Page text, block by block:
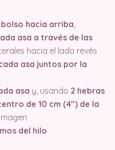
hacia arriba,
asa a través de las
hacia el lado revés
asa juntos por la
asa y, usando 2 hebras
de 10 cm (4″) de la
del hilo